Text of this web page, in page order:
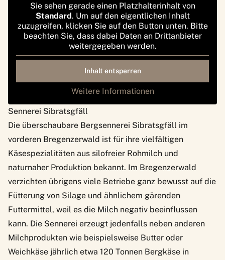
Sie sehen gerade einen Platzhalterinhalt von
Standard. Um auf den eigentlichen Inhalt
zuzugreifen, klicken Sie auf den Button unten. Bitte
beachten Sie, dass dabei Daten an Drittanbieter
weitergegeben werden.
Inhalt entsperren
Weitere Informationen
Sennerei Sibratsgfäll
Die überschaubare Bergsennerei Sibratsgfäll im
vorderen Bregenzerwald ist für ihre vielfältigen
Käsespezialitäten aus silofreier Rohmilch und
naturnaher Produktion bekannt. Im Bregenzerwald
verzichten übrigens viele Betriebe ganz bewusst auf die
Fütterung von Silage und ähnlichem gärenden
Futtermittel, weil es die Milch negativ beeinflussen
kann. Die Sennerei erzeugt jedenfalls neben anderen
Milchprodukten wie beispielsweise Butter oder
Weichkäse jährlich etwa 120 Tonnen Bergkäse in